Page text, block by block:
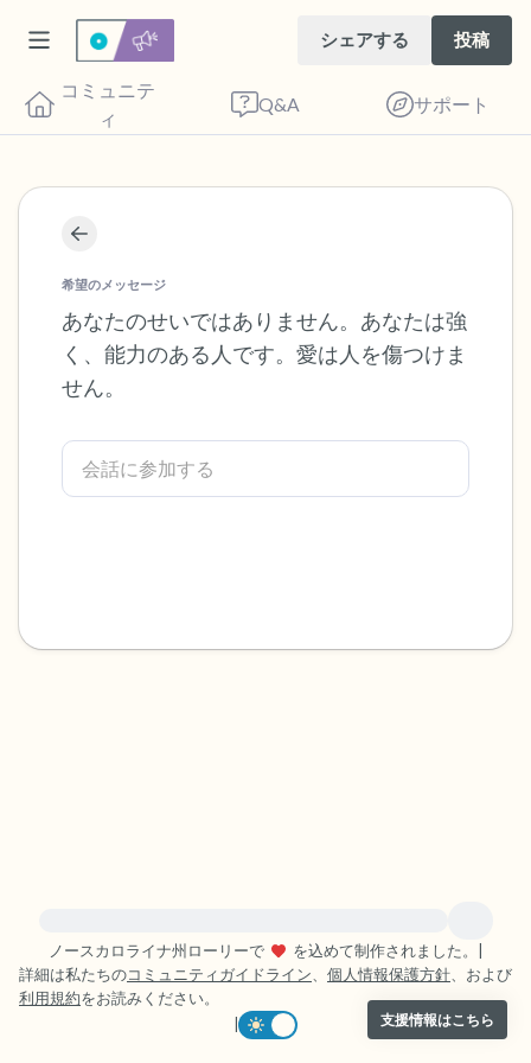
シェアする 投稿
コミュニテ
ィ
Q&A サポート
希望のメッセージ
あなたのせいではありません。あなたは強
く、能力のある人です。愛は人を傷つけま
せん。
ノースカロライナ州ローリーで
を込めて制作されました。
詳細は私たちのコミュニティガイドライン、 個人情報保護方針、および
利用規約をお読みください。
支援情報はこちら
座り心地の良い場所を見つけてください。
目を軽く閉じて、深呼吸を数回します。鼻
から息を吸い（3つ数え）、口から息を吐
きます（3つ数え）。さあ、目を開けて周
りを見回してください。以下のことを声に
見えるもの5つ（部屋の中と窓の外を見る